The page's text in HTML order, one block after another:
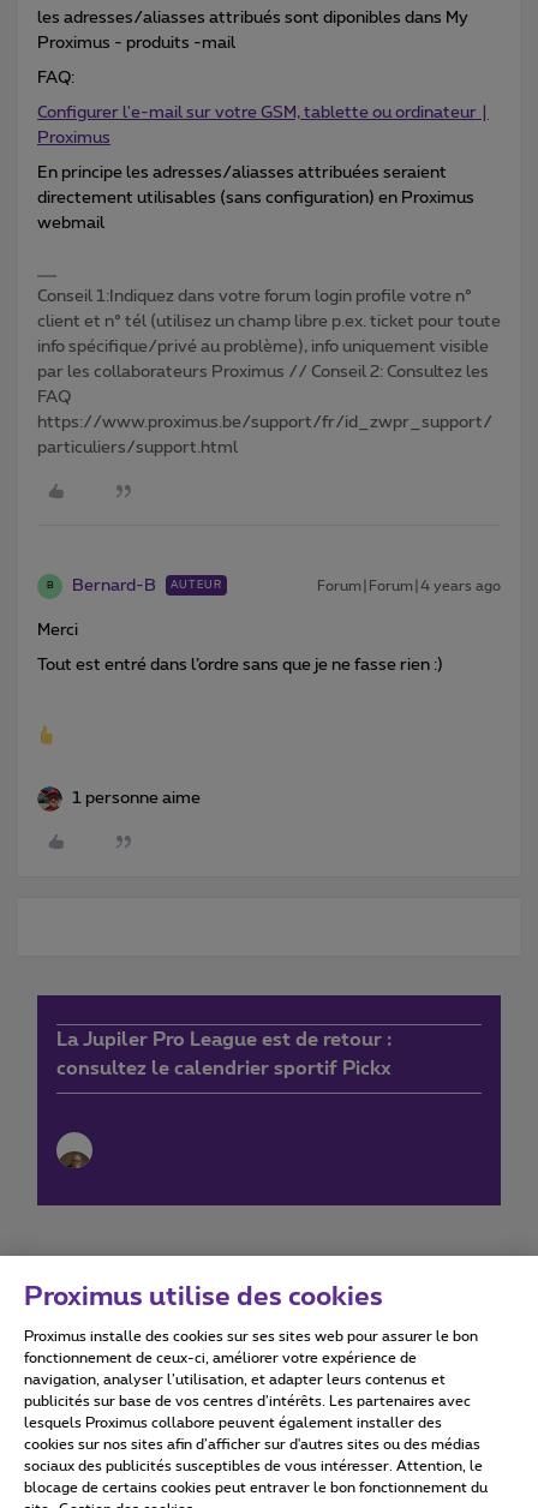
les adresses/aliasses attribués sont diponibles dans My
Proximus - produits -mail
FAQ:
Configurer l'e-mail sur votre GSM, tablette ou ordinateur |
Proximus
En principe les adresses/aliasses attribuées seraient
directement utilisables (sans configuration) en Proximus
webmail
Conseil 1:Indiquez dans votre forum login profile votre n°
client et n° tél (utilisez un champ libre p.ex. ticket pour toute
info spécifique/privé au problème), info uniquement visible
par les collaborateurs Proximus // Conseil 2: Consultez les
FAQ
https://www.proximus.be/support/fr/id_zwpr_support/
particuliers/support.html
B Bernard-B AUTEUR Forum|Forum|4 years ago
Merci
Tout est entré dans l’ordre sans que je ne fasse rien :)
1 personne aime
La Jupiler Pro League est de retour :
consultez le calendrier sportif Pickx
Conditions d'utilisation Accessibility statement
Tous droits réservés. © 2026
Proximus utilise des cookies
Proximus installe des cookies sur ses sites web pour assurer le bon
fonctionnement de ceux-ci, améliorer votre expérience de
navigation, analyser l’utilisation, et adapter leurs contenus et
publicités sur base de vos centres d’intérêts. Les partenaires avec
lesquels Proximus collabore peuvent également installer des
cookies sur nos sites afin d’afficher sur d'autres sites ou des médias
sociaux des publicités susceptibles de vous intéresser. Attention, le
blocage de certains cookies peut entraver le bon fonctionnement du